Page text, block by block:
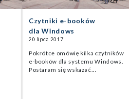
Czytniki e-booków
dla Windows
20 lipca 2017
Pokrótce omówię kilka czytników
e-booków dla systemu Windows.
Postaram się wskazać...